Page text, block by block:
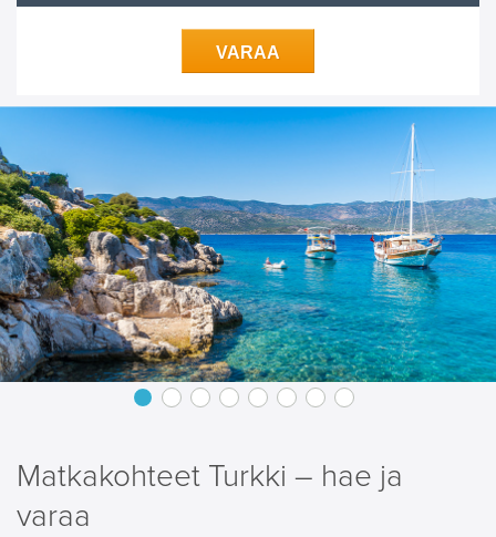
VARAA
Matkakohteet Turkki – hae ja
varaa